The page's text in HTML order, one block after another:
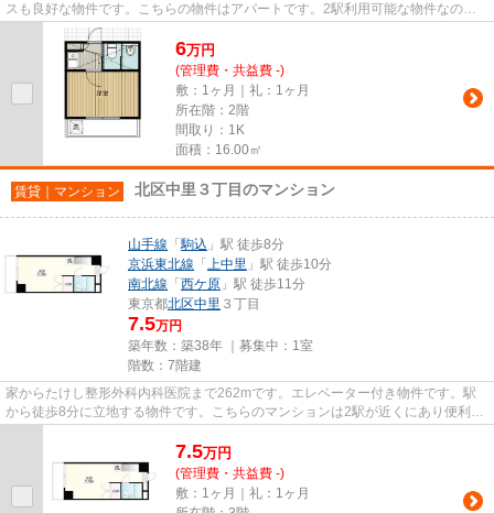
スも良好な物件です。こちらの物件はアパートです。2駅利用可能な物件なので
交通の利便性が良いのが魅力で...
6万円
(管理費・共益費 -)
敷：1ヶ月｜礼：1ヶ月
所在階：2階
間取り：1K
面積：16.00㎡
賃貸｜マンション 北区中里３丁目のマンション
山手線 「駒込 」駅 徒歩8分
京浜東北線 「 上中里 」駅 徒歩10分
南北線 「 西ケ原 」駅 徒歩11分
東京都北区中里 ３丁目
7.5万円
築年数：築38年 ｜募集中： 1室
階数：7階建
家からたけし整形外科内科医院まで262mです。エレベーター付き物件です。駅
から徒歩8分に立地する物件です。こちらのマンションは2駅が近くにあり便利で
7.5万円
(管理費・共益費 -)
敷：1ヶ月｜礼：1ヶ月